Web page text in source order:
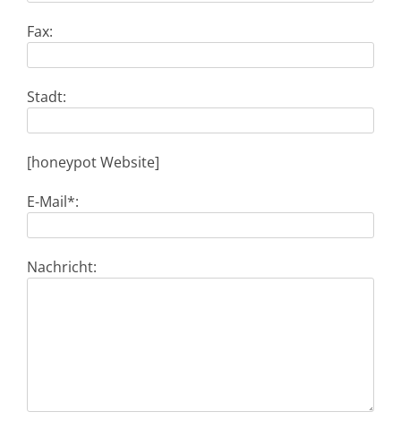
Fax:
Stadt:
[honeypot Website]
E-Mail*:
Nachricht: